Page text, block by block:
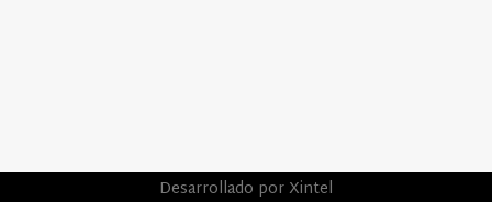
Desarrollado por Xintel